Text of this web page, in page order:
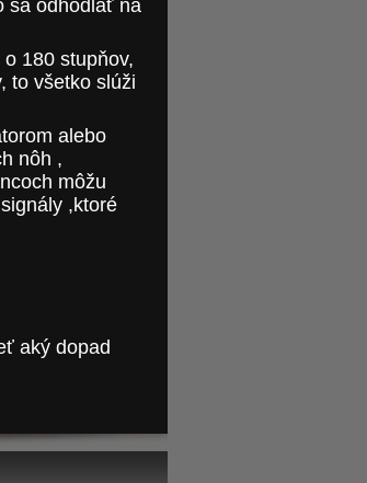
sa odhodlať na
180 stupňov,
to všetko slúži
alebo
nôh ,
môžu
,ktoré
aký dopad